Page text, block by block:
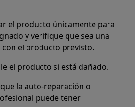
el producto únicamente para
y verifique que sea una
con el producto previsto.
el producto si está dañado.
la auto-reparación o
puede tener